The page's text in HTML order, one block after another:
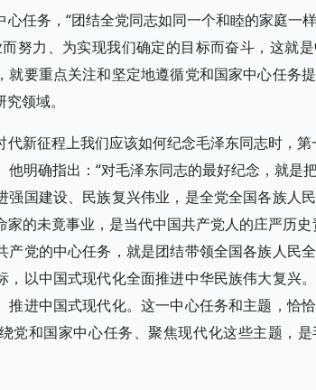
心任务，“团结全党同志如同一个和睦的家庭一
努力、为实现我们确定的目标而奋斗，这就
就要重点关注和坚定地遵循党和国家中心任务
领域。
代新征程上我们应该如何纪念毛泽东同志时，
他明确指出：“对毛泽东同志的最好纪念，就是
强国建设、民族复兴伟业，是全党全国各族人
的未竟事业，是当代中国共产党人的庄严历
产党的中心任务，就是团结带领全国各族人民
，以中国式现代化全面推进中华民族伟大复兴
推进中国式现代化。这一中心任务和主题，恰
党和国家中心任务、聚焦现代化这些主题，